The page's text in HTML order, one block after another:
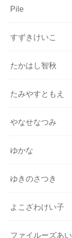
Pile
すずきけいこ
たかはし智秋
たみやすともえ
やなせなつみ
ゆかな
ゆきのさつき
よこざわけい子
ファイルーズあい